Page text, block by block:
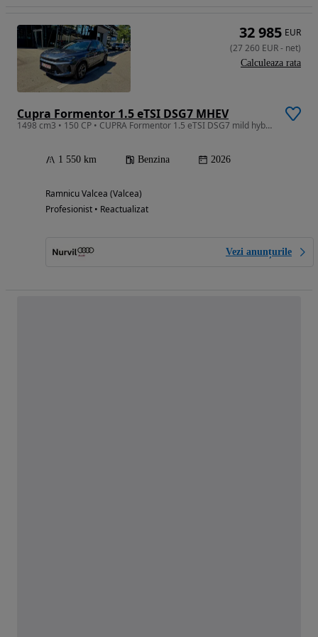
Cupra Formentor 1.5 eTSI DSG7 MHEV
1498 cm3 • 150 CP • CUPRA Formentor 1.5 eTSI DSG7 mild hybrid 150 CP
1 550 km Benzina 2026
Ramnicu Valcea (Valcea)
Profesionist • Reactualizat
Vezi anunțurile
32 985 EUR
(27 260 EUR- net)
Calculeaza rata